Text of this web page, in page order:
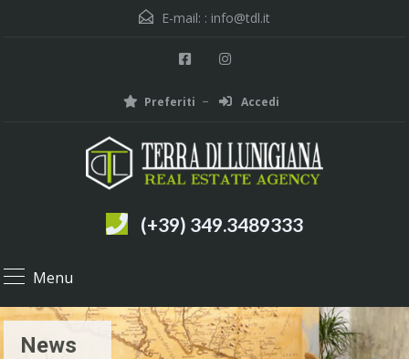
E-mail: : info@tdl.it
Preferiti Accedi
(+39) 349.3489333
Menu
News